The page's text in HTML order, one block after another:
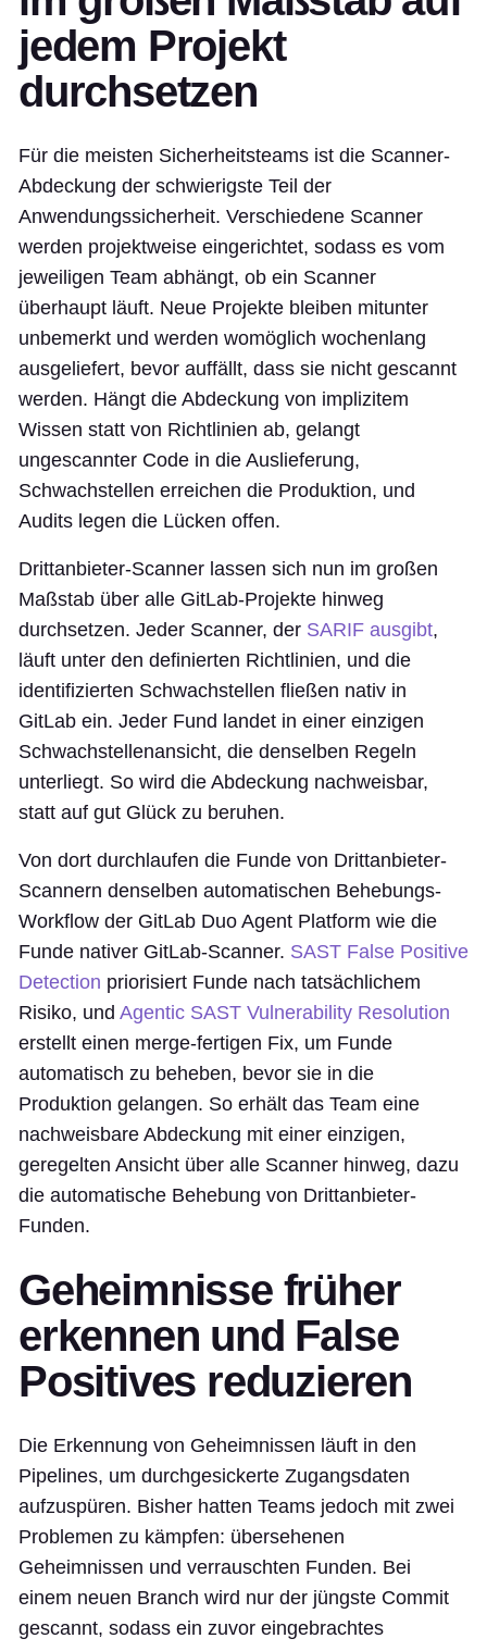
jedem Projekt
durchsetzen
Für die meisten Sicherheitsteams ist die Scanner-
Abdeckung der schwierigste Teil der
Anwendungssicherheit. Verschiedene Scanner
werden projektweise eingerichtet, sodass es vom
jeweiligen Team abhängt, ob ein Scanner
überhaupt läuft. Neue Projekte bleiben mitunter
unbemerkt und werden womöglich wochenlang
ausgeliefert, bevor auffällt, dass sie nicht gescannt
werden. Hängt die Abdeckung von implizitem
Wissen statt von Richtlinien ab, gelangt
ungescannter Code in die Auslieferung,
Schwachstellen erreichen die Produktion, und
Audits legen die Lücken offen.
Drittanbieter-Scanner lassen sich nun im großen
Maßstab über alle GitLab-Projekte hinweg
durchsetzen. Jeder Scanner, der SARIF ausgibt,
läuft unter den definierten Richtlinien, und die
identifizierten Schwachstellen fließen nativ in
GitLab ein. Jeder Fund landet in einer einzigen
Schwachstellenansicht, die denselben Regeln
unterliegt. So wird die Abdeckung nachweisbar,
statt auf gut Glück zu beruhen.
Von dort durchlaufen die Funde von Drittanbieter-
Scannern denselben automatischen Behebungs-
Workflow der GitLab Duo Agent Platform wie die
Funde nativer GitLab-Scanner. SAST False Positive
Detection priorisiert Funde nach tatsächlichem
Risiko, und Agentic SAST Vulnerability Resolution
erstellt einen merge-fertigen Fix, um Funde
automatisch zu beheben, bevor sie in die
Produktion gelangen. So erhält das Team eine
nachweisbare Abdeckung mit einer einzigen,
geregelten Ansicht über alle Scanner hinweg, dazu
die automatische Behebung von Drittanbieter-
Funden.
Geheimnisse früher
erkennen und False
Positives reduzieren
Die Erkennung von Geheimnissen läuft in den
Pipelines, um durchgesickerte Zugangsdaten
aufzuspüren. Bisher hatten Teams jedoch mit zwei
Problemen zu kämpfen: übersehenen
Geheimnissen und verrauschten Funden. Bei
einem neuen Branch wird nur der jüngste Commit
gescannt, sodass ein zuvor eingebrachtes